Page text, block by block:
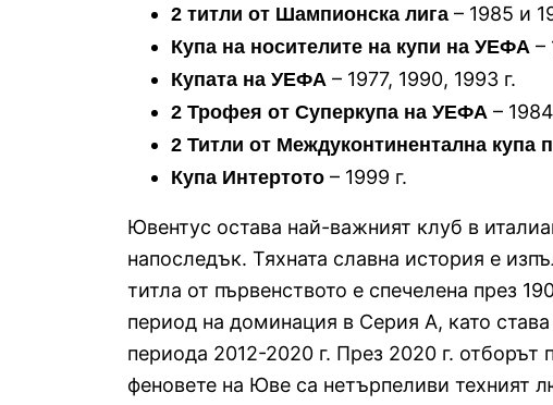
2 титли от Шампионска лига – 1985 и
Купа на носителите на купи на УЕФА –
Купата на УЕФА – 1977, 1990, 1993 г.
2 Трофея от Суперкупа на УЕФА –
2 Титли от Междуконтинентална купа
Купа Интертото – 1999 г.
Ювентус остава най-важният клуб в
напоследък. Тяхната славна история е
титла от първенството е спечелена през
период на доминация в Серия А, като
периода 2012-2020 г. През 2020 г. отборът
феновете на Юве са нетърпеливи техният